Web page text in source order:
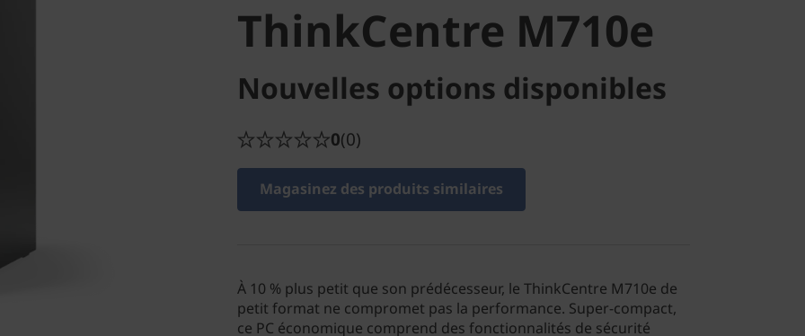
ThinkCentre M710e
Nouvelles options disponibles
0(0)
Magasinez des produits similaires
À 10 % plus petit que son prédécesseur, le ThinkCentre M710e de
petit format ne compromet pas la performance. Super-compact,
ce PC économique comprend des fonctionnalités de sécurité